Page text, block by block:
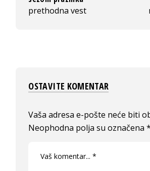
prethodna vest
OSTAVITE KOMENTAR
Vaša adresa e-pošte neće biti
Neophodna polja su označena*